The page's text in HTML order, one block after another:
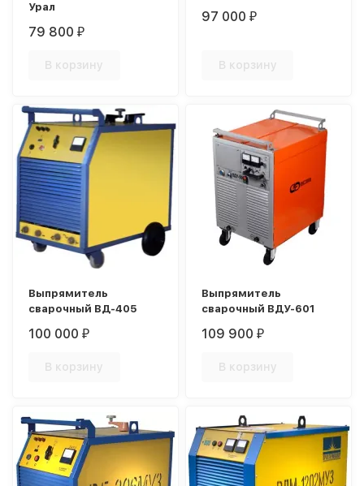
Урал
79 800₽
В корзину
97 000₽
В корзину
Выпрямитель
сварочный ВД-405
100 000₽
В корзину
Выпрямитель
сварочный ВДУ-601
109 900₽
В корзину